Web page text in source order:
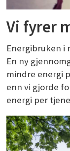
Vi fyrer
Energibruken i
En ny
mindre energi
enn vi gjorde
energi per